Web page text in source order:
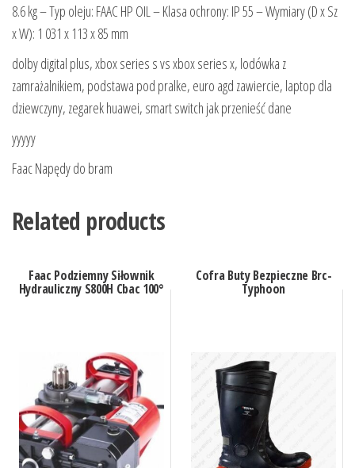
8.6 kg – Typ oleju: FAAC HP OIL – Klasa ochrony: IP 55 – Wymiary (D x Sz
x W): 1 031 x 113 x 85 mm
dolby digital plus, xbox series s vs xbox series x, lodówka z
zamrażalnikiem, podstawa pod pralke, euro agd zawiercie, laptop dla
dziewczyny, zegarek huawei, smart switch jak przenieść dane
yyyyy
Faac Napędy do bram
Related products
Faac Podziemny Siłownik
Hydrauliczny S800H Cbac 100°
Cofra Buty Bezpieczne Brc-
Typhoon